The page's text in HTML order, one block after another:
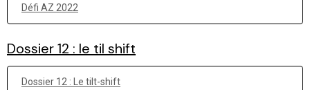
Défi AZ 2022
Dossier 12 : le til shift
Dossier 12 : Le tilt-shift